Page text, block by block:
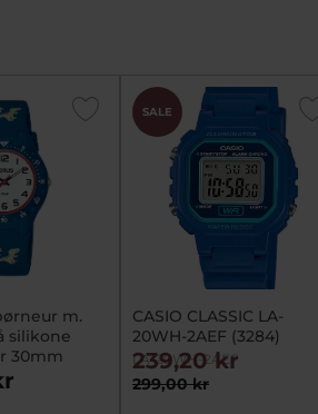
m.
silikone
30mm
SALE
CASIO CLASSIC LA-
20WH-2AEF (3284)
LA-20WH-2AEF
299,00 kr
239,20 kr